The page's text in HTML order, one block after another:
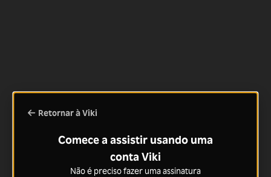
Retornar à Viki
Comece a assistir usando uma
conta Viki
Não é preciso fazer uma assinatura